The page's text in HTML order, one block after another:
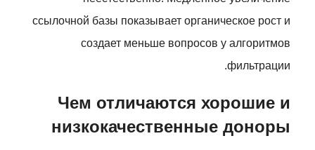
ссылочной базы показывает органическое рост и
создает меньше вопросов у алгоритмов
фильтрации.
Чем отличаются хорошие и
низкокачественные доноры